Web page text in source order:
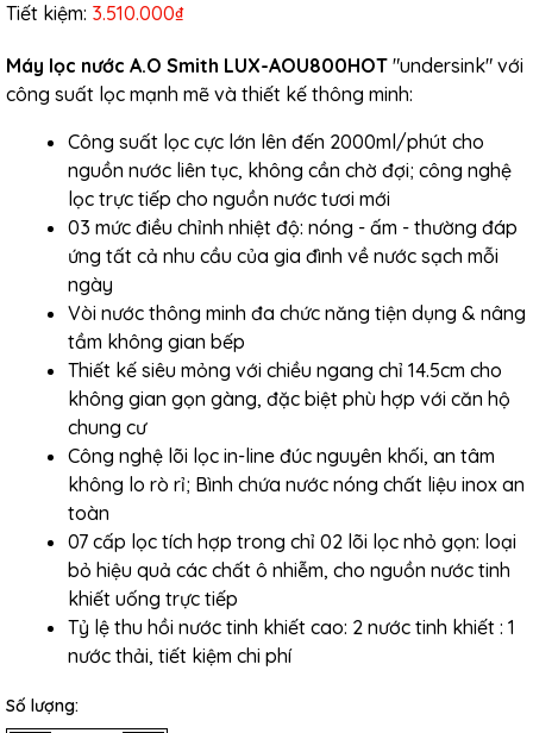
Tiết kiệm: 3.510.000₫
Máy lọc nước A.O Smith LUX-AOU800HOT "undersink" với
công suất lọc mạnh mẽ và thiết kế thông minh:
Công suất lọc cực lớn lên đến 2000ml/phút cho
nguồn nước liên tục, không cần chờ đợi; công nghệ
lọc trực tiếp cho nguồn nước tươi mới
03 mức điều chỉnh nhiệt độ: nóng - ấm - thường đáp
ứng tất cả nhu cầu của gia đình về nước sạch mỗi
ngày
Vòi nước thông minh đa chức năng tiện dụng & nâng
tầm không gian bếp
Thiết kế siêu mỏng với chiều ngang chỉ 14.5cm cho
không gian gọn gàng, đặc biệt phù hợp với căn hộ
chung cư
Công nghệ lõi lọc in-line đúc nguyên khối, an tâm
không lo rò rỉ; Bình chứa nước nóng chất liệu inox an
toàn
07 cấp lọc tích hợp trong chỉ 02 lõi lọc nhỏ gọn: loại
bỏ hiệu quả các chất ô nhiễm, cho nguồn nước tinh
khiết uống trực tiếp
Tỷ lệ thu hồi nước tinh khiết cao: 2 nước tinh khiết : 1
nước thải, tiết kiệm chi phí
Số lượng: